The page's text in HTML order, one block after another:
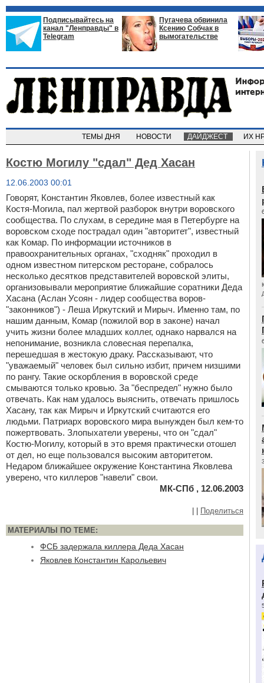
Подписывайтесь на
канал "Ленправды" в
Telegram
Пугачева обвинила
Ксению Собчак в
вымогательстве
ТЕМЫ ДНЯ НОВОСТИ ДАЙДЖЕСТ ИХ
Костю Могилу "сдал" Дед Хасан
12.06.2003 00:01
Говорят, Константин Яковлев, более известный как
Костя-Могила, пал жертвой разборок внутри воровского
сообщества. По слухам, в середине мая в Петербурге на
воровском сходе пострадал один "авторитет", известный
как Комар. По информации источников в
правоохранительных органах, "сходняк" проходил в
одном известном питерском ресторане, собралось
несколько десятков представителей воровской элиты,
организовывали мероприятие ближайшие соратники Деда
Хасана (Аслан Усоян - лидер сообщества воров-
"законников") - Леша Иркутский и Мирыч. Именно там, по
нашим данным, Комар (пожилой вор в законе) начал
учить жизни более младших коллег, однако нарвался на
непонимание, возникла словесная перепалка,
перешедшая в жестокую драку. Рассказывают, что
"уважаемый" человек был сильно избит, причем низшими
по рангу. Такие оскорбления в воровской среде
смываются только кровью. За "беспредел" нужно было
отвечать. Как нам удалось выяснить, отвечать пришлось
Хасану, так как Мирыч и Иркутский считаются его
людьми. Патриарх воровского мира вынужден был кем-то
пожертвовать. Злопыхатели уверены, что он "сдал"
Костю-Могилу, который в это время практически отошел
от дел, но еще пользовался высоким авторитетом.
Недаром ближайшее окружение Константина Яковлева
уверено, что киллеров "навели" свои.
МК-СПб , 12.06.2003
Поделиться
МАТЕРИАЛЫ ПО ТЕМЕ:
ФСБ задержала киллера Деда Хасан
Яковлев Константин Карольевич